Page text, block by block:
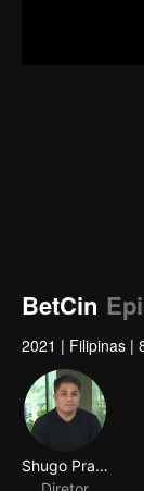
BetCin
2021 | Filipinas |
Shugo Praico